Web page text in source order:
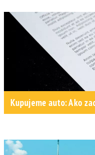
Kupujeme auto: Ako